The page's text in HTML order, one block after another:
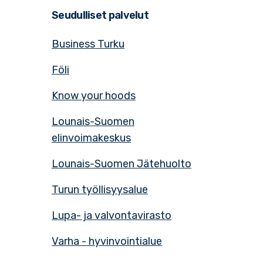
Seudulliset palvelut
Business Turku
Föli
Know your hoods
Lounais-Suomen
elinvoimakeskus
Lounais-Suomen Jätehuolto
Turun työllisyysalue
Lupa- ja valvontavirasto
Varha - hyvinvointialue